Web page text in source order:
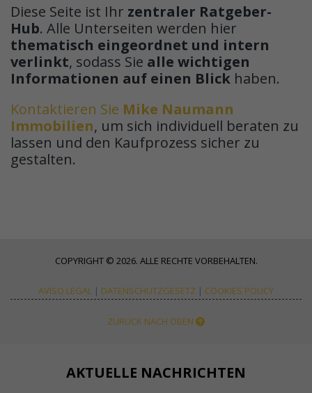
Diese Seite ist Ihr zentraler Ratgeber-
Hub. Alle Unterseiten werden hier
thematisch eingeordnet und intern
verlinkt, sodass Sie alle wichtigen
Informationen auf einen Blick haben.
Kontaktieren Sie Mike Naumann
Immobilien, um sich individuell beraten zu
lassen und den Kaufprozess sicher zu
gestalten.
COPYRIGHT © 2026. ALLE RECHTE VORBEHALTEN.
AVISO LEGAL | DATENSCHUTZGESETZ | COOKIES POLICY
ZURÜCK NACH OBEN
AKTUELLE NACHRICHTEN